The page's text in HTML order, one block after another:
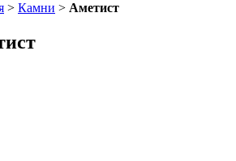
> Камни > Аметист